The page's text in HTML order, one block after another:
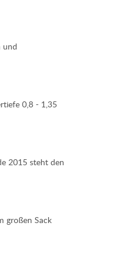
und
0,8 - 1,35
2015 steht den
großen Sack